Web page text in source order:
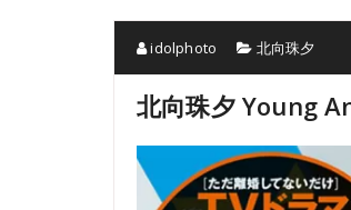
idolphoto 北向珠夕
北向珠夕 Young